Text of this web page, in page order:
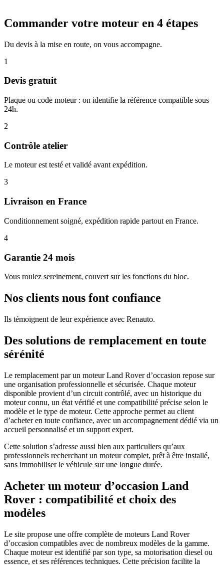
Commander votre moteur en 4 étapes
Du devis à la mise en route, on vous accompagne.
1
Devis gratuit
Plaque ou code moteur : on identifie la référence compatible sous
24h.
2
Contrôle atelier
Le moteur est testé et validé avant expédition.
3
Livraison en France
Conditionnement soigné, expédition rapide partout en France.
4
Garantie 24 mois
Vous roulez sereinement, couvert sur les fonctions du bloc.
Nos clients nous font confiance
Ils témoignent de leur expérience avec Renauto.
Des solutions de remplacement en toute
sérénité
Le remplacement par un moteur Land Rover d’occasion repose sur
une organisation professionnelle et sécurisée. Chaque moteur
disponible provient d’un circuit contrôlé, avec un historique du
moteur connu, un état vérifié et une compatibilité précise selon le
modèle et le type de moteur. Cette approche permet au client
d’acheter en toute confiance, avec un accompagnement dédié via un
accueil personnalisé et un support expert.
Cette solution s’adresse aussi bien aux particuliers qu’aux
professionnels recherchant un moteur complet, prêt à être installé,
sans immobiliser le véhicule sur une longue durée.
Acheter un moteur d’occasion Land
Rover : compatibilité et choix des
modèles
Le site propose une offre complète de moteurs Land Rover
d’occasion compatibles avec de nombreux modèles de la gamme.
Chaque moteur est identifié par son type, sa motorisation diesel ou
essence, et ses références techniques. Cette précision facilite la